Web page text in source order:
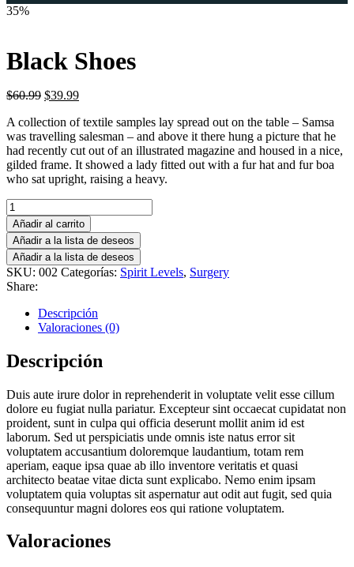
35%
Black Shoes
$60.99 El
original
era:
$60.99.
$39.99El
actual
es:
$39.99.
A collection of textile samples lay spread out on the table – Samsa
was travelling salesman – and above it there hung a picture that he
had recently cut out of an illustrated magazine and housed in a nice,
gilded frame. It showed a lady fitted out with a fur hat and fur boa
who sat upright, raising a heavy.
Black
Shoes
cantidad
Añadir al carrito
Añadir a la lista de deseos
Añadir a la lista de deseos
SKU: 002 Categorías: Spirit Levels, Surgery
Share:
Descripción
Valoraciones (0)
Descripción
Duis aute irure dolor in reprehenderit in voluptate velit esse cillum
dolore eu fugiat nulla pariatur. Excepteur sint occaecat cupidatat non
proident, sunt in culpa qui officia deserunt mollit anim id est
laborum. Sed ut perspiciatis unde omnis iste natus error sit
voluptatem accusantium doloremque laudantium, totam rem
aperiam, eaque ipsa quae ab illo inventore veritatis et quasi
architecto beatae vitae dicta sunt explicabo. Nemo enim ipsam
voluptatem quia voluptas sit aspernatur aut odit aut fugit, sed quia
consequuntur magni dolores eos qui ratione voluptatem.
Valoraciones